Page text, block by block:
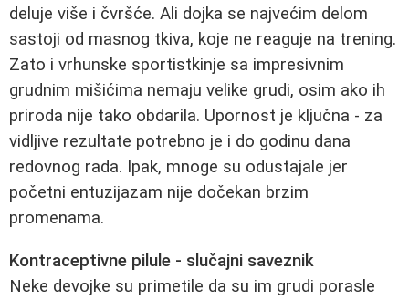
deluje više i čvršće. Ali dojka se najvećim delom
sastoji od masnog tkiva, koje ne reaguje na trening.
Zato i vrhunske sportistkinje sa impresivnim
grudnim mišićima nemaju velike grudi, osim ako ih
priroda nije tako obdarila. Upornost je ključna - za
vidljive rezultate potrebno je i do godinu dana
redovnog rada. Ipak, mnoge su odustajale jer
početni entuzijazam nije dočekan brzim
promenama.
Kontraceptivne pilule - slučajni saveznik
Neke devojke su primetile da su im grudi porasle